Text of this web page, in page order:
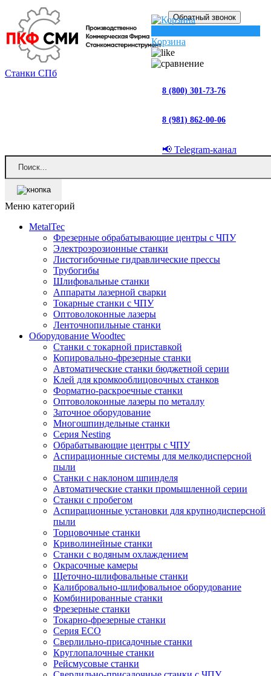
Станки СПб
Обратный звонок
Корзина
8 (800) 301-73-76
8 (981) 862-00-06
📢 Telegram-канал
Меню категорий
MetalTec
Фрезерные обрабатывающие центры с ЧПУ
Электроэрозионные станки
Листогибочные гидравлические прессы
Трубогибы
Шлифовальные станки
Аппараты лазерной сварки
Токарные станки с ЧПУ
Оптоволоконные лазеры
Ленточнопильные станки
Оборудование Woodtec
Станки с токарной приставкой
Копировально-фрезерные станки
Автоматические станки бюджетной серии
Клей для кромкооблицовочных станков
Форматно-раскроечные станки
Оптоволоконные лазеры по металлу
Заточное оборудование
Многошпиндельные станки
Серия Nesting
Обрабатывающие центры с ЧПУ
Аспирационные системы для мелкодисперсной
пыли
Станки с наклоном шпинделя
Автоматические станки промышленной серии
Станки с пробегом
Аспирационные установки для крупнодисперсной
пыли
Торцовочные станки
Криволинейные станки
Станки с водяным охлаждением
Окрасочные камеры
Щеточно-шлифовальные станки
Калибровально-шлифовальное оборудование
Комбинированные станки
Фрезерные станки
Токарно-фрезерные станки
Серия ECO
Сверлильно-присадочные станки
Круглопалочные станки
Рейсмусовые станки